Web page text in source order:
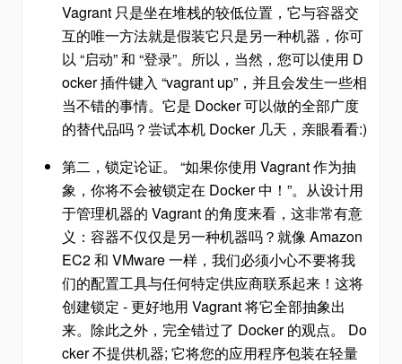
Vagrant 只是坐在堆栈的较低位置，它与容器交
互的唯一方法就是假装它只是另一种机器，你可
以 “启动” 和 “登录”。所以，当然，您可以使用 D
ocker 插件键入 “vagrant up”，并且会发生一些相
当不错的事情。它是 Docker 可以做的全部广度
的替代品吗？尝试本机 Docker 几天，亲眼看看:)
第二，锁定论证。 “如果你使用 Vagrant 作为抽
象，你将不会被锁定在 Docker 中！”。从设计用
于管理机器的 Vagrant 的角度来看，这非常有意
义：容器不仅仅是另一种机器吗？就像 Amazon
EC2 和 VMware 一样，我们必须小心不要将我
们的配置工具与任何特定供应商联系起来！这将
创建锁定 - 更好地用 Vagrant 将它全部抽象出
来。除此之外，完全错过了 Docker 的观点。 Do
cker 不提供机器; 它将您的应用程序包装在轻量